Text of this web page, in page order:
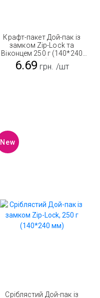
Крафт-пакет Дой-пак із
замком Zip-Lock та
Віконцем 250 г (140*240
мм)
6.69 грн. /шт
New
Сріблястий Дой-пак із